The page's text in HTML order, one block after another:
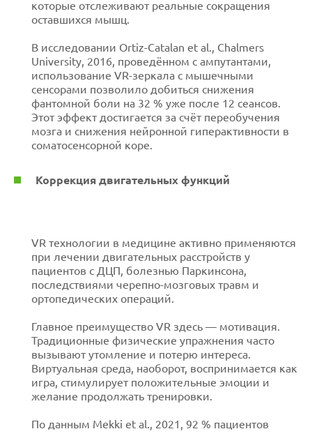
которые отслеживают реальные сокращения
оставшихся мышц.
В исследовании Ortiz-Catalan et al., Chalmers
University, 2016, проведённом с ампутантами,
использование VR-зеркала с мышечными
сенсорами позволило добиться снижения
фантомной боли на 32 % уже после 12 сеансов.
Этот эффект достигается за счёт переобучения
мозга и снижения нейронной гиперактивности в
соматосенсорной коре.
Коррекция двигательных функций
VR технологии в медицине активно применяются
при лечении двигательных расстройств у
пациентов с ДЦП, болезнью Паркинсона,
последствиями черепно-мозговых травм и
ортопедических операций.
Главное преимущество VR здесь — мотивация.
Традиционные физические упражнения часто
вызывают утомление и потерю интереса.
Виртуальная среда, наоборот, воспринимается как
игра, стимулирует положительные эмоции и
желание продолжать тренировки.
По данным Mekki et al., 2021, 92 % пациентов